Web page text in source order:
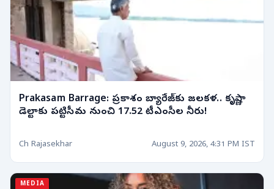
Prakasam Barrage: ప్రకాశం బ్యారేజ్‌కు జలకళ.. కృష్ణా
డెల్టాకు పట్టిసీమ నుంచి 17.52 టీఎంసీల నీరు!
Ch Rajasekhar August 9, 2026, 4:31 PM IST
MEDIA